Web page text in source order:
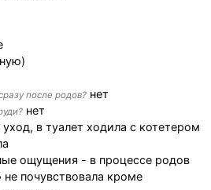
после родов? нет
нет
в туалет ходила с котетером
ощущения - в процессе родов
почувствовала кроме